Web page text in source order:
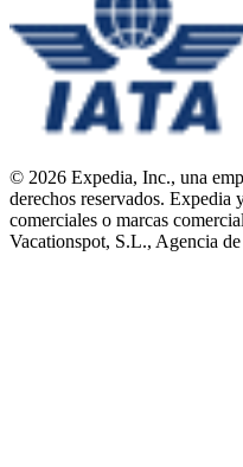
© 2026 Expedia, Inc., una
derechos reservados. Expedia
comerciales o marcas
Vacationspot, S.L., Agencia